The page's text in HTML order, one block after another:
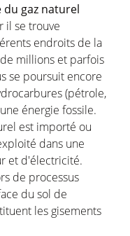
gaz naturel
il se trouve
endroits de la
millions et parfois
se poursuit encore
(pétrole,
énergie fossile.
est importé ou
dans une
et d'électricité.
de processus
du sol de
les gisements